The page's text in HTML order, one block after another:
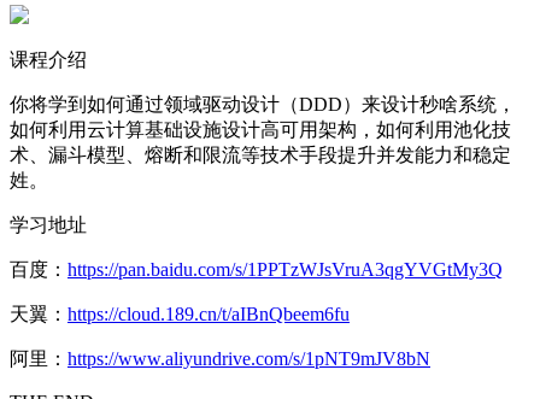
课程介绍
你将学到如何通过领域驱动设计（DDD）来设计秒啥系统，
如何利用云计算基础设施设计高可用架构，如何利用池化技
术、漏斗模型、熔断和限流等技术手段提升并发能力和稳定
姓。
学习地址
百度： https://pan.baidu.com/s/1PPTzWJsVruA3qgYVGtMy3Q
天翼： https://cloud.189.cn/t/aIBnQbeem6fu
阿里： https://www.aliyundrive.com/s/1pNT9mJV8bN